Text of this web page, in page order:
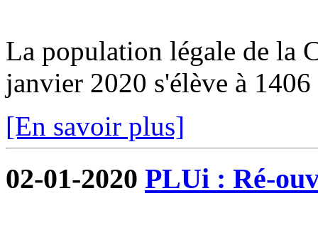
La population légale de la
janvier 2020 s'élève à
[En savoir plus]
02-01-2020 PLUi : Ré-